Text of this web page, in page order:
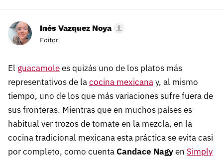
Inés Vazquez Noya
Editor
El guacamolees quizás uno de los platos más
representativos de lacocina mexicanay, al mismo
tiempo, uno de los que más variaciones sufre fuera de
sus fronteras. Mientras que en muchos países es
habitual ver trozos de tomate en la mezcla, en la
cocina tradicional mexicana esta práctica se evita casi
por completo, como cuentaCandace Nagyen Simply